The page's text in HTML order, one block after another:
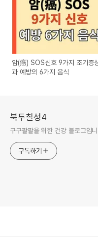
암(癌) SOS신호 9가지 조기증
과 예방의 6가지 음식
북두칠성4
구구팔팔을 위한 건강 블로그입
구독하기